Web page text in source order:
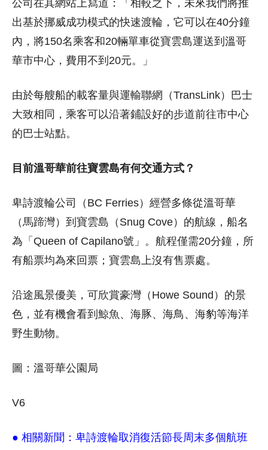
公司在其網站上寫道：「相較之下，未來我們將推
出基於挪威成功模式的快速渡輪，它可以在40分鐘
內，將150名乘客和20輛單車從寶雲島運送到溫哥
華市中心，費用不到20元。」
由於每艘船的載客量與運輸聯網（TransLink）巴士
大致相同，乘客可以沿著鋪設好的步道前往市中心
的巴士站點。
目前溫哥華前往寶雲島有何交通方式？
卑詩渡輪公司（BC Ferries）經營多條從溫哥華
（馬蹄灣）到寶雲島（Snug Cove）的航線，船名
為「Queen of Capilano號」。航程僅需20分鐘，所
有船票均為來回票；寶雲島上沒有售票處。
沿途風景優美，可欣賞豪灣（Howe Sound）的景
色，並有機會看到鯨魚、海豚、海鳥、海豹等海洋
野生動物。
圖：溫哥華公園局
V6
● 相關新聞： 卑詩渡輪取消復活節長周末多個航班